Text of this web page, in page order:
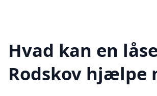
Hvad kan en
Rodskov hjælpe